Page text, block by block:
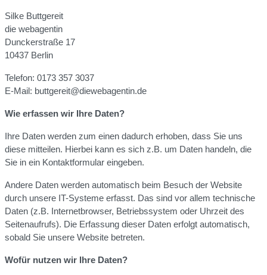
Silke Buttgereit
die webagentin
Dunckerstraße 17
10437 Berlin
Telefon: 0173 357 3037
E-Mail: buttgereit@diewebagentin.de
Wie erfassen wir Ihre Daten?
Ihre Daten werden zum einen dadurch erhoben, dass Sie uns
diese mitteilen. Hierbei kann es sich z.B. um Daten handeln, die
Sie in ein Kontaktformular eingeben.
Andere Daten werden automatisch beim Besuch der Website
durch unsere IT-Systeme erfasst. Das sind vor allem technische
Daten (z.B. Internetbrowser, Betriebssystem oder Uhrzeit des
Seitenaufrufs). Die Erfassung dieser Daten erfolgt automatisch,
sobald Sie unsere Website betreten.
Wofür nutzen wir Ihre Daten?